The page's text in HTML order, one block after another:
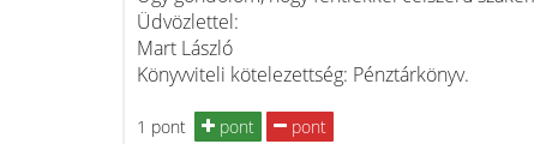
Üdvözlettel:
Mart László
Könyvviteli kötelezettség: Pénztárkönyv.
1 pont pont
pont